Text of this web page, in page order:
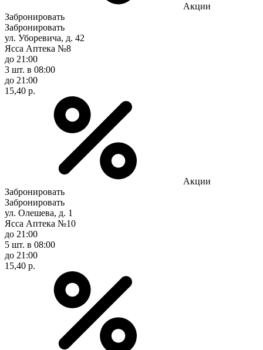
Акции
Забронировать
Забронировать
ул. Уборевича, д. 42
Ясса Аптека №8
до 21:00
3 шт. в 08:00
до 21:00
15,40 р.
Акции
Забронировать
Забронировать
ул. Олешева, д. 1
Ясса Аптека №10
до 21:00
5 шт. в 08:00
до 21:00
15,40 р.